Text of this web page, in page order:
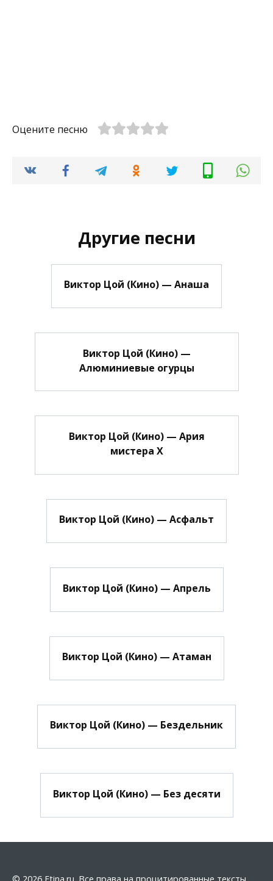
Оцените песню
Другие песни
Виктор Цой (Кино) — Анаша
Виктор Цой (Кино) —
Алюминиевые огурцы
Виктор Цой (Кино) — Ария
мистера Х
Виктор Цой (Кино) — Асфальт
Виктор Цой (Кино) — Апрель
Виктор Цой (Кино) — Атаман
Виктор Цой (Кино) — Бездельник
Виктор Цой (Кино) — Без десяти